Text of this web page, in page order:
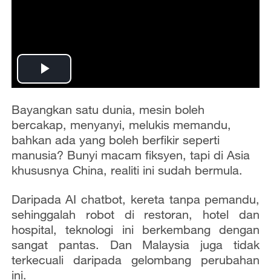
P
l
a
y
V
i
d
Bayangkan satu dunia, mesin boleh
bercakap, menyanyi, melukis memandu,
bahkan ada yang boleh berfikir seperti
manusia? Bunyi macam fiksyen, tapi di Asia
khususnya China, realiti ini sudah bermula.
Daripada AI chatbot, kereta tanpa pemandu,
sehinggalah robot di restoran, hotel dan
hospital, teknologi ini berkembang dengan
sangat pantas. Dan Malaysia juga tidak
terkecuali daripada gelombang perubahan
ini.